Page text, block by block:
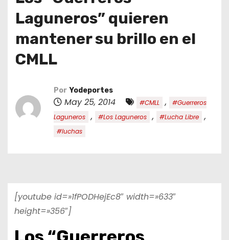
Laguneros” quieren
mantener su brillo en el
CMLL
Por Yodeportes
May 25, 2014 #CMLL ,
#Guerreros
Laguneros
, #Los Laguneros , #Lucha Libre ,
#luchas
[youtube id=»1fPODHejEc8″ width=»633″
height=»356″]